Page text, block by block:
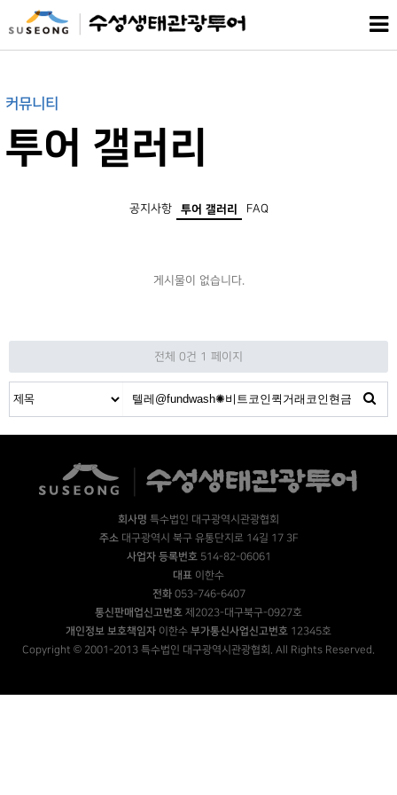
커뮤니티
투어 갤러리
공지사항 투어 갤러리 FAQ
게시물이 없습니다.
전체 0건 1 페이지
회사명 특수법인 대구광역시관광협회
주소대구광역시 북구 유통단지로 14길 17 3F
사업자 등록번호514-82-06061
대표 이한수
전화053-746-6407
통신판매업신고번호 제2023-대구북구-0927호
개인정보 보호책임자 이한수 부가통신사업신고번호 12345호
Copyright © 2001-2013 특수법인 대구광역시관광협회. All Rights Reserved.